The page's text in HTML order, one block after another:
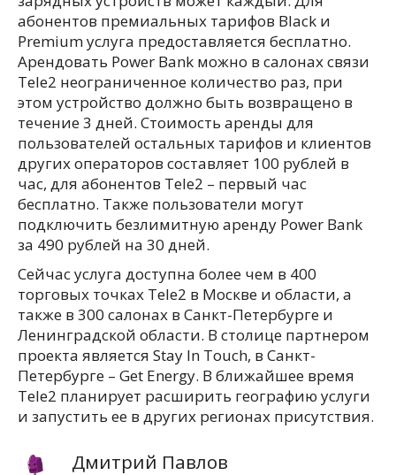
абонентов премиальных тарифов Black и
Premium услуга предоставляется бесплатно.
Арендовать Power Bank можно в салонах связи
Tele2 неограниченное количество раз, при
этом устройство должно быть возвращено в
течение 3 дней. Стоимость аренды для
пользователей остальных тарифов и клиентов
других операторов составляет 100 рублей в
час, для абонентов Tele2 – первый час
бесплатно. Также пользователи могут
подключить безлимитную аренду Power Bank
за 490 рублей на 30 дней.
Сейчас услуга доступна более чем в 400
торговых точках Tele2 в Москве и области, а
также в 300 салонах в Санкт-Петербурге и
Ленинградской области. В столице партнером
проекта является Stay In Touch, в Санкт-
Петербурге – Get Energy. В ближайшее время
Tele2 планирует расширить географию услуги
и запустить ее в других регионах присутствия.
Дмитрий Павлов